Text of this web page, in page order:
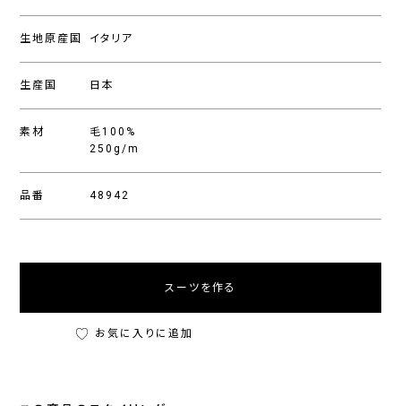
生地原産国 イタリア
生産国 日本
素材
毛100%
250g/m
品番 48942
スーツを作る
お気に入りに追加